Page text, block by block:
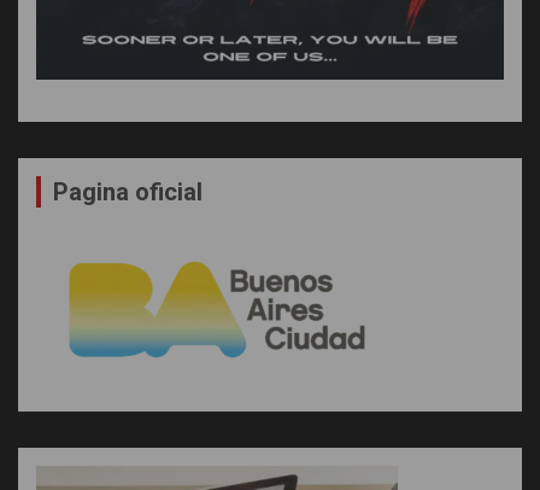
Pagina oficial